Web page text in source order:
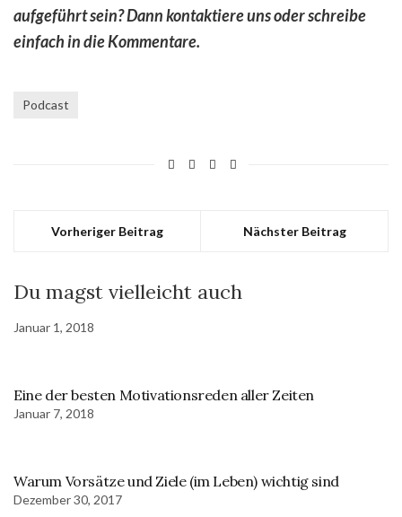
aufgeführt sein? Dann kontaktiere uns oder schreibe
einfach in die Kommentare.
Podcast
Vorheriger Beitrag Nächster Beitrag
Du magst vielleicht auch
Januar 1, 2018
Eine der besten Motivationsreden aller Zeiten
Januar 7, 2018
Warum Vorsätze und Ziele (im Leben) wichtig sind
Dezember 30, 2017